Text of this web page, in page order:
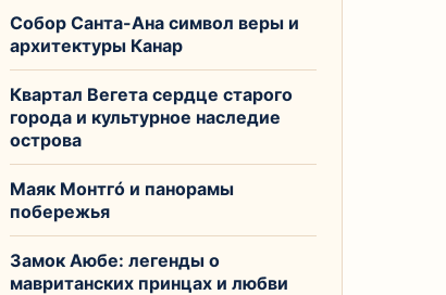
Собор Санта-Ана символ веры и
архитектуры Канар
Квартал Вегета сердце старого
города и культурное наследие
острова
Маяк Монтгó и панорамы
побережья
Замок Аюбе: легенды о
мавританских принцах и любви